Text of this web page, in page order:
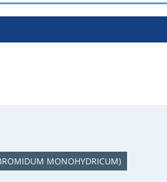
MONOHYDRICUM)